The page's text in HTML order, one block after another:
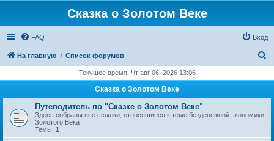
Сказка о Золотом Веке
FAQ Вход
На главную Список форумов
с
Текущее время: Чт авг 06, 2026 13:06
Сказка о Золотом Веке
Путеводитель по "Сказке о Золотом Веке"
Здесь собраны все ссылки, относящиеся к теме безденежной экономики
Золотого Века
Темы: 1